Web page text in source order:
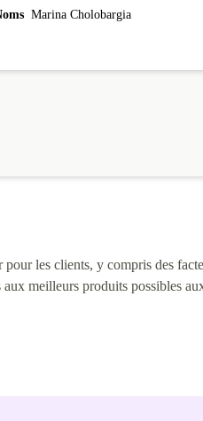
l'emballage Apple d'origine, mais un
carton. Je l'ai aussi reçu avec un peu de
Marina Cholobargia
les clients, y compris des
meilleurs produits possibles